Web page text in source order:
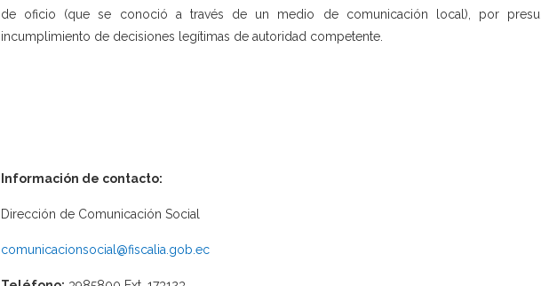
de oficio (que se conoció a través de un medio de comunicación local), por
incumplimiento de decisiones legítimas de autoridad competente.
Información de contacto:
Dirección de Comunicación Social
comunicacionsocial@fiscalia.gob.ec